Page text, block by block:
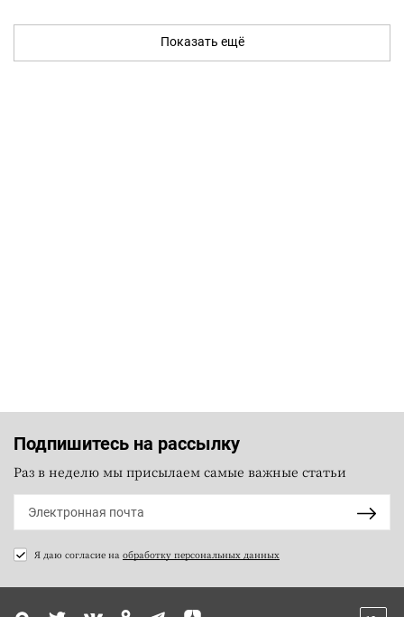
Показать ещё
Подпишитесь на рассылку
Раз в неделю мы присылаем самые важные статьи
Я даю согласие на обработку персональных данных